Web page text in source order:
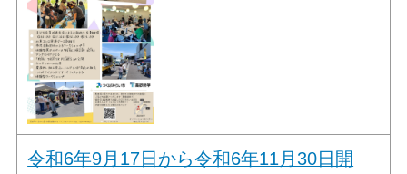
令和6年9月17日から令和6年11月30日開